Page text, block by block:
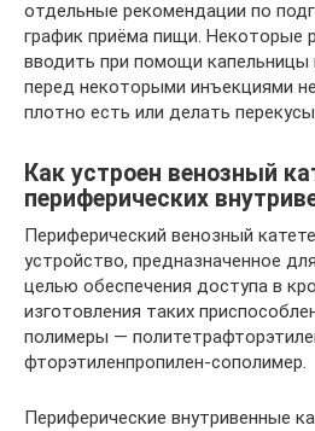
отдельные рекомендации по
график приёма пищи. Некоторые
вводить при помощи
перед некоторыми инъекциями
плотно есть или делать перекусы.
Как устроен венозный
периферических
Периферический венозный
устройство, предназначенное
целью обеспечения доступа в
изготовления таких
полимеры —
фторэтиленпропилен-сополимер.
Периферические внутривенные